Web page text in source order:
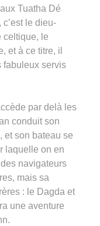
Tuatha Dé
le dieu-
celtique, le
et à ce titre, il
fabuleux servis
par delà les
conduit son
et son bateau se
laquelle on en
navigateurs
mais sa
: le Dagda et
une aventure